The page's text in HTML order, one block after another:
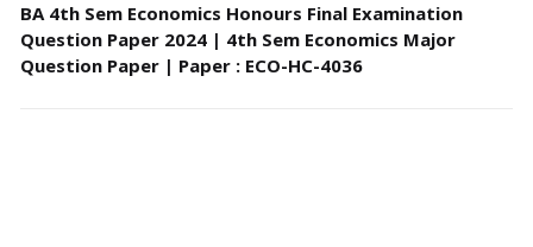
BA 4th Sem Economics Honours Final Examination
Question Paper 2024 | 4th Sem Economics Major
Question Paper | Paper : ECO-HC-4036